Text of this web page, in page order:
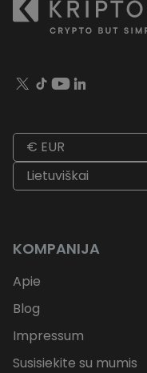
€ EUR
Lietuviškai
KOMPANIJA
Apie
Blog
Impressum
Susisiekite su mumis